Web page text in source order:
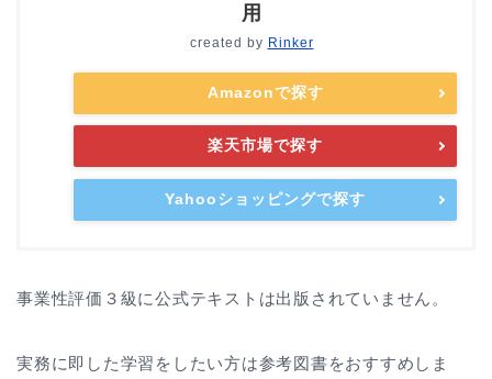
用
created by Rinker
Amazonで探す
楽天市場で探す
Yahooショッピングで探す
事業性評価３級に公式テキストは出版されていません。
実務に即した学習をしたい方は参考図書をおすすめしま